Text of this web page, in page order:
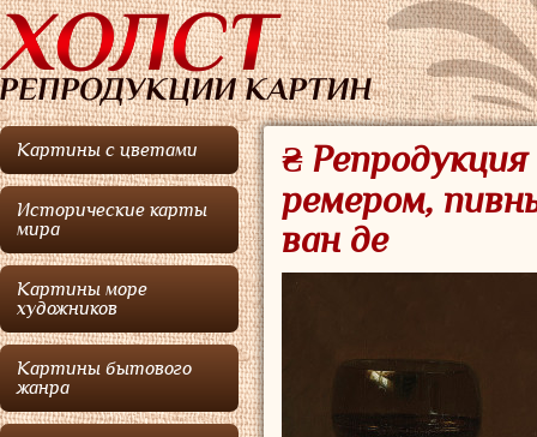
Картины с цветами
Исторические карты
мира
Картины море
художников
Картины бытового
жанра
₴
ремером,
ван де